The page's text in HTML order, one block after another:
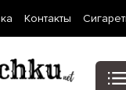
Контакты